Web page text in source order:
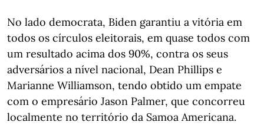
No lado democrata, Biden garantiu a vitória em
todos os círculos eleitorais, em quase todos com
um resultado acima dos 90%, contra os seus
adversários a nível nacional, Dean Phillips e
Marianne Williamson, tendo obtido um empate
com o empresário Jason Palmer, que concorreu
localmente no território da Samoa Americana.